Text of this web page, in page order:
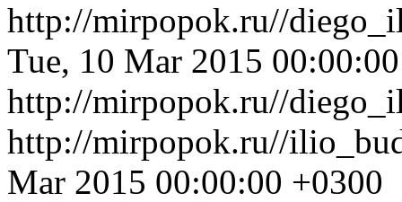
http://mirpopok.ru//
Tue, 10 Mar 2015
http://mirpopok.ru//
http://mirpopok.ru//
Mar 2015 00:00:00 +0300